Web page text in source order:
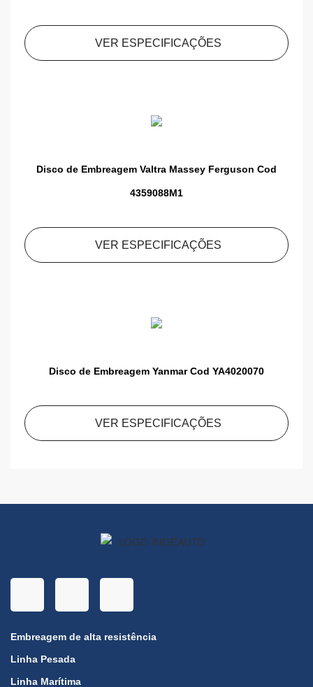
VER ESPECIFICAÇÕES
Disco de Embreagem Valtra Massey Ferguson Cod
4359088M1
VER ESPECIFICAÇÕES
Disco de Embreagem Yanmar Cod YA4020070
VER ESPECIFICAÇÕES
Embreagem de alta resistência
Linha Pesada
Linha Marítima